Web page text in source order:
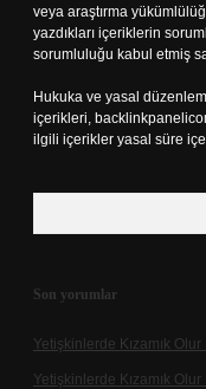
veya araştırma
yazdıkları içeriklerin
sorumluluğu kabul etmiş
Hukuka ve yasal
içerikleri,
ilgili içerikler yasal süre
Son yorumlar
Yetişkinlerde Kızamık Olur
Yetişkinlerde Kızamık Olur